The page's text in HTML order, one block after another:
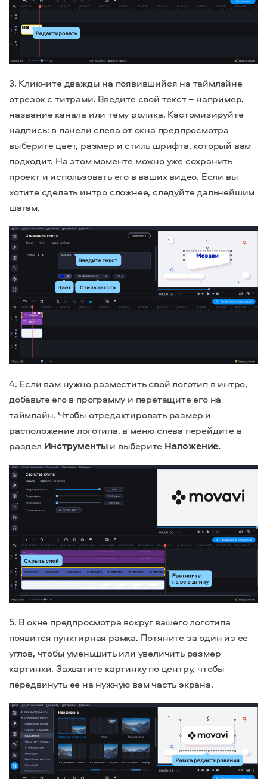
3. Кликните дважды на появившийся на таймлайне
отрезок с титрами. Введите свой текст – например,
название канала или тему ролика. Кастомизируйте
надпись: в панели слева от окна предпросмотра
выберите цвет, размер и стиль шрифта, который вам
подходит. На этом моменте можно уже сохранить
проект и использовать его в ваших видео. Если вы
хотите сделать интро сложнее, следуйте дальнейшим
шагам.
4. Если вам нужно разместить свой логотип в интро,
добавьте его в программу и перетащите его на
таймлайн. Чтобы отредактировать размер и
расположение логотипа, в меню слева перейдите в
раздел Инструментыи выберите Наложение.
5. В окне предпросмотра вокруг вашего логотипа
появится пунктирная рамка. Потяните за один из ее
углов, чтобы уменьшить или увеличить размер
картинки. Захватите картинку по центру, чтобы
передвинуть ее на нужную вам часть экрана.